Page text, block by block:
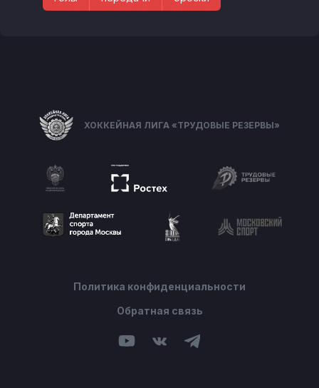
ХОККЕЙНАЯ ЛИГА «ТРУДОВЫЕ РЕЗЕРВЫ»
Политика конфиденциальности
Обратная связь